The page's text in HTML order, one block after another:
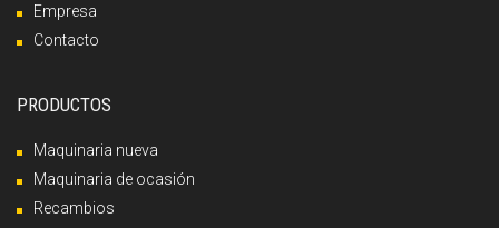
Empresa
Contacto
PRODUCTOS
Maquinaria nueva
Maquinaria de ocasión
Recambios